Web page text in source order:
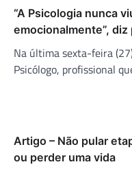
“A Psicologia nunca
emocionalmente”,
Na última sexta-feira
Psicólogo, profissional
Artigo – Não pular
ou perder uma vida